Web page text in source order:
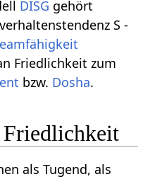
DISG gehört
S -
Friedlichkeit zum
bzw. Dosha.
als Tugend, als